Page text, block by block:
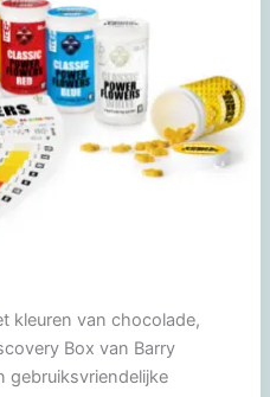
kleuren van chocolade,
Box van Barry
gebruiksvriendelijke